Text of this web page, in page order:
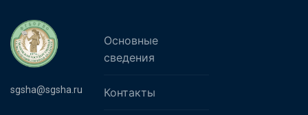
sgsha@sgsha.ru
Основные
сведения
Контакты